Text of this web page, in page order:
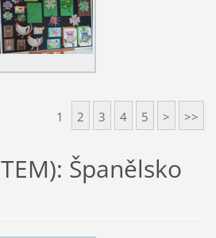
1 2 3 4 5 > >>
Španělsko